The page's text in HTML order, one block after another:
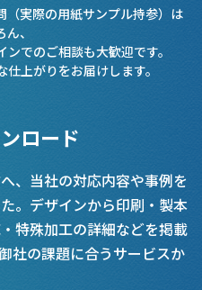
（実際の用紙サンプル持参）は
、
でのご相談も大歓迎です。
上がりをお届けします。
ロード
、当社の対応内容や事例を
。デザインから印刷・製本
特殊加工の詳細などを掲載
社の課題に合うサービスか